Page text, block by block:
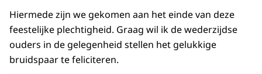
Hiermede zijn we gekomen aan het einde van deze
feestelijke plechtigheid. Graag wil ik de wederzijdse
ouders in de gelegenheid stellen het gelukkige
bruidspaar te feliciteren.